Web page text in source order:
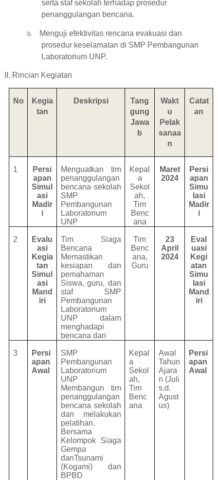
serta staf sekolah terhadap prosedur
penanggulangan bencana.
b.
Menguji efektivitas rencana evakuasi dan
prosedur keselamatan di SMP Pembangunan
Laboratorium UNP.
II. Rincian Kegiatan
No
Kegia
tan
Deskripsi
Tang
gung
Jawa
b
Wakt
u
Pelak
sanaa
n
Catat
an
1
Persi
apan
Simul
asi
Madir
i
Menguatkan tim
penanggulangan
bencana sekolah
SMP
Pembangunan
Laboratorium
UNP
Kepal
a
Sekol
ah,
Tim
Benc
ana
Maret
2024
Persi
apan
Simu
lasi
Madir
i
2
Evalu
asi
Kegia
tan
Simul
asi
Mand
iri
Tim Siaga
Bencana
Memastikan
kesiapan dan
pemahaman
Siswa, guru, dan
staf SMP
Pembangunan
Laboratorium
UNP dalam
menghadapi
bencana dan
Tim
Benc
ana,
Guru
23
April
2024
Eval
uasi
Kegi
atan
Simu
lasi
Mand
iri
3
Persi
apan
Awal
SMP
Pembangunan
Laboratorium
UNP
Membangun tim
penanggulangan
bencana sekolah
dan melakukan
pelatihan.
Bersama
Kelompok Siaga
Gempa
danTsunami
(Kogami) dan
BPBD
Kepal
a
Sekol
ah,
Tim
Benc
ana
Awal
Tahun
Ajara
n (Juli
s.d.
Agust
us)
Persi
apan
Awal